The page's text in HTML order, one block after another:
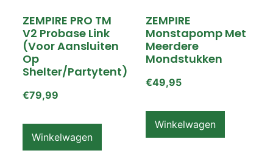
ZEMPIRE PRO TM
V2 Probase Link
(voor Aansluiten
Op
Shelter/partytent)
€79,99
Winkelwagen
ZEMPIRE
Monstapomp Met
Meerdere
Mondstukken
€49,95
Winkelwagen